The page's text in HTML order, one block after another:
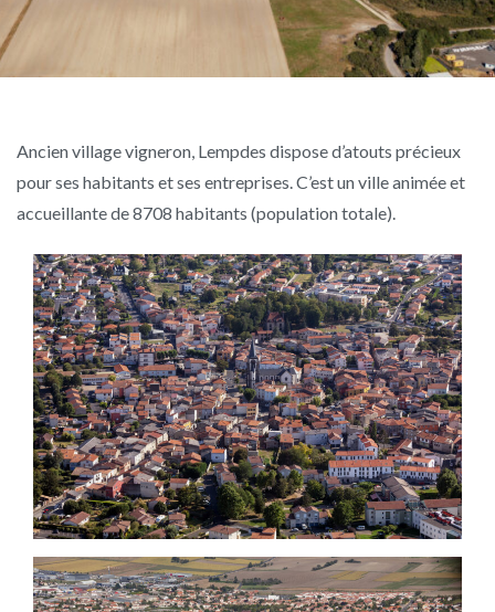
Ancien village vigneron, Lempdes dispose d’atouts précieux
pour ses habitants et ses entreprises. C’est un ville animée et
accueillante de 8708 habitants (population totale).